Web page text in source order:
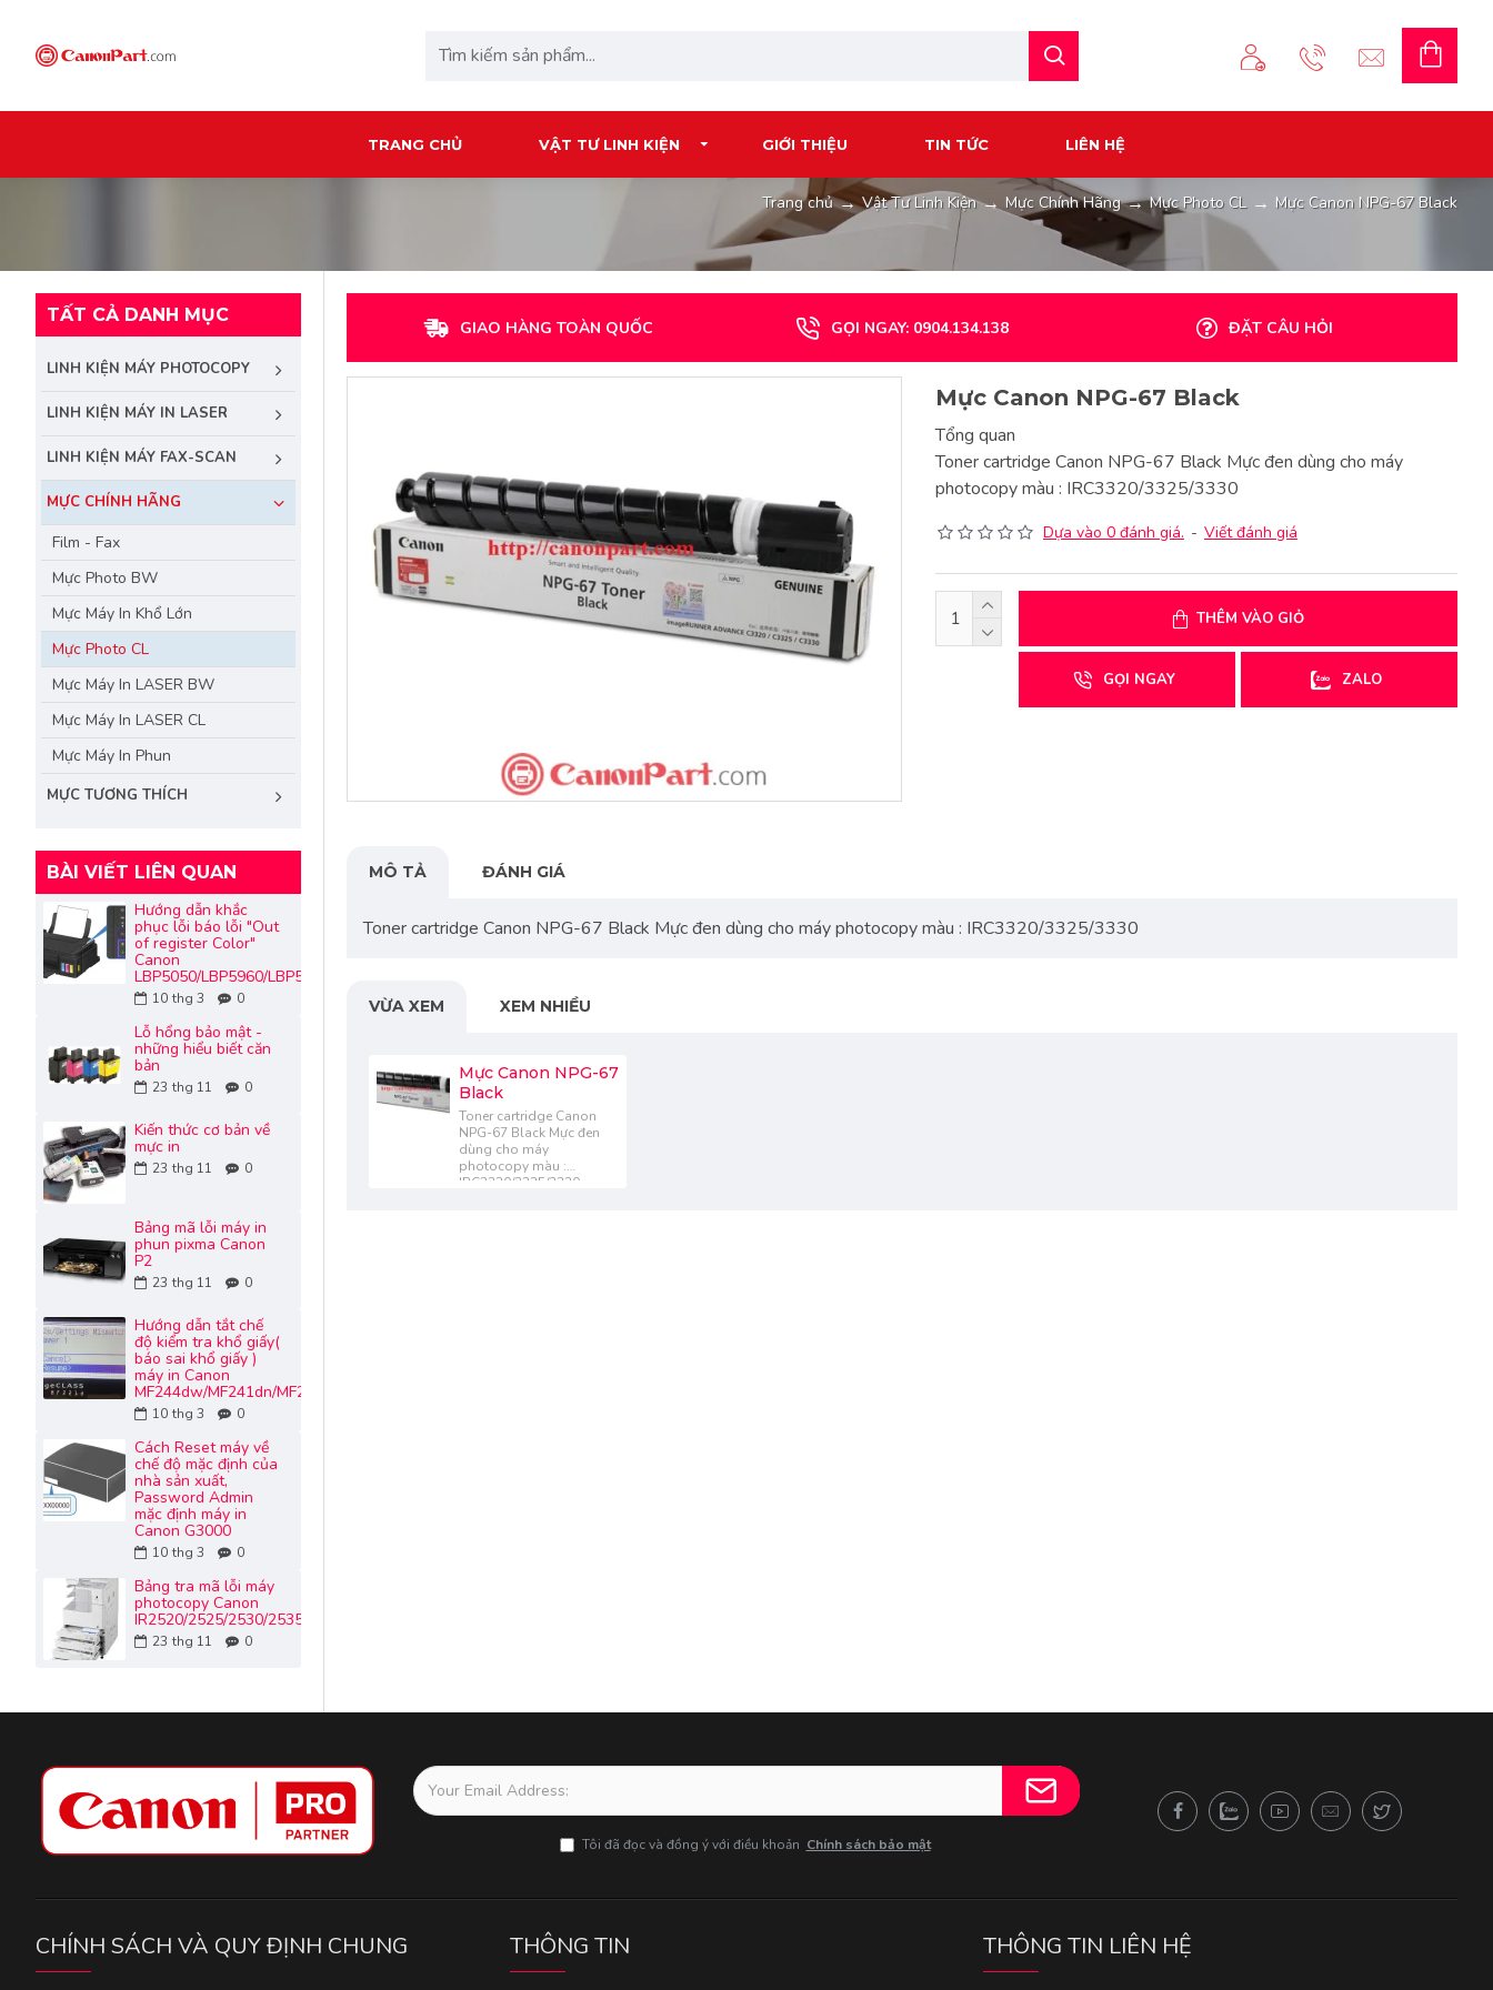
TRANG CHỦ VẬT TƯ LINH KIỆN GIỚI THIỆU TIN TỨC LIÊN HỆ
Trang chủ Vật Tư Linh Kiện Mực Chính Hãng Mực Photo CL Mực Canon NPG-67 Black
TẤT CẢ DANH MỤC
LINH KIỆN MÁY PHOTOCOPY
LINH KIỆN MÁY IN LASER
LINH KIỆN MÁY FAX-SCAN
MỰC CHÍNH HÃNG
Film - Fax
Mực Photo BW
Mực Máy In Khổ Lớn
Mực Photo CL
Mực Máy In LASER BW
Mực Máy In LASER CL
Mực Máy In Phun
MỰC TƯƠNG THÍCH
BÀI VIẾT LIÊN QUAN
Hướng dẫn khắc
phục lỗi báo lỗi "Out
of register Color"
Canon
LBP5050/LBP5960/LBP5970/LBP7100/LBP7200/LBP9100Cdn
10 thg 3 0
Lỗ hổng bảo mật -
những hiểu biết căn
bản
23 thg 11 0
Kiến thức cơ bản về
mực in
23 thg 11 0
Bảng mã lỗi máy in
phun pixma Canon
P2
23 thg 11 0
Hướng dẫn tắt chế
độ kiểm tra khổ giấy(
báo sai khổ giấy )
máy in Canon
MF244dw/MF241dn/MF232w
10 thg 3 0
Cách Reset máy về
chế độ mặc định của
nhà sản xuất,
Password Admin
mặc định máy in
Canon G3000
10 thg 3 0
Bảng tra mã lỗi máy
photocopy Canon
IR2520/2525/2530/2535/2545...
23 thg 11 0
GIAO HÀNG TOÀN QUỐC GỌI NGAY: 0904.134.138 ĐẶT CÂU HỎI
Mực Canon NPG-67 Black
Tổng quan
Toner cartridge Canon NPG-67 Black Mực đen dùng cho máy
photocopy màu : IRC3320/3325/3330
Dựa vào 0 đánh giá. - Viết đánh giá
THÊM VÀO GIỎ
GỌI NGAY ZALO
MÔ TẢ ĐÁNH GIÁ
Toner cartridge Canon NPG-67 Black Mực đen dùng cho máy photocopy màu : IRC3320/3325/3330
VỪA XEM XEM NHIỀU
Mực Canon NPG-67
Black
Toner cartridge Canon
NPG-67 Black Mực đen
dùng cho máy
photocopy màu :
IRC3320/3325/3330..
Tôi đã đọc và đồng ý với điều khoản Chính sách bảo mật
CHÍNH SÁCH VÀ QUY ĐỊNH CHUNG THÔNG TIN THÔNG TIN LIÊN HỆ